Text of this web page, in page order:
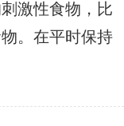
激性食物，比
。在平时保持